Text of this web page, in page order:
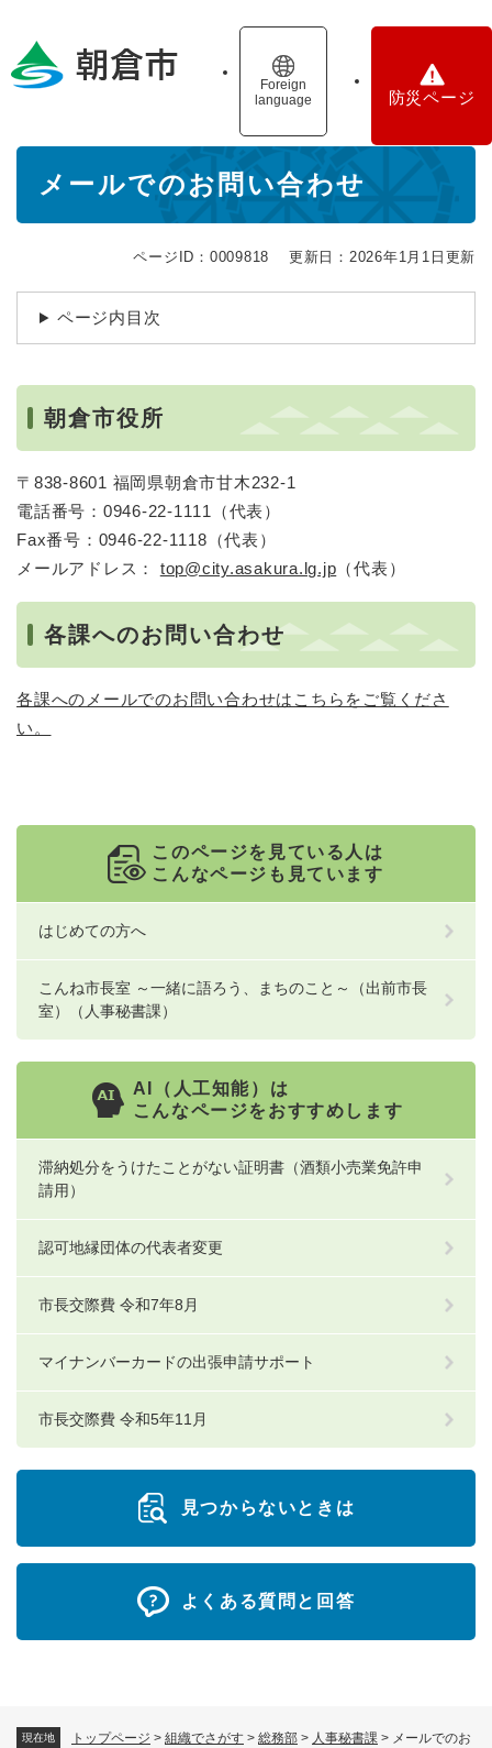
の
Foreign
language
防災ページ
現在地 トップページ > 組織でさがす > 総務部 > 人事秘書課 > メールでのお
メールでのお問い合わせ
ページID：0009818 更新日：2026年1月1日更新
ページ内目次
朝倉市役所
〒838-8601 福岡県朝倉市甘木232-1
電話番号：0946-22-1111（代表）
Fax番号：0946-22-1118（代表）
メールアドレス： top@city.asakura.lg.jp （代表）​
各課へのお問い合わせ
各課へのメールでのお問い合わせはこちらをご覧くださ
い。
このページを見ている人は
こんなページも見ています
はじめての方へ
こんね市長室 ～一緒に語ろう、まちのこと～（出前市長
室）（人事秘書課）
AI（人工知能）は
こんなページをおすすめします
滞納処分をうけたことがない証明書（酒類小売業免許申
請用）
認可地縁団体の代表者変更
市長交際費 令和7年8月
マイナンバーカードの出張申請サポート
市長交際費 令和5年11月
見つからないときは
よくある質問と回答